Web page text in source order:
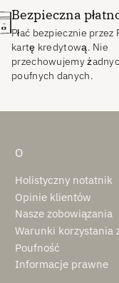
Bezpieczna
Płać bezpiecznie przez
kartę kredytową. Nie
przechowujemy
poufnych danych.
O
Holistyczny notatnik
Opinie klientów
Nasze zobowiązania
Warunki korzystania
Poufność
Informacje prawne